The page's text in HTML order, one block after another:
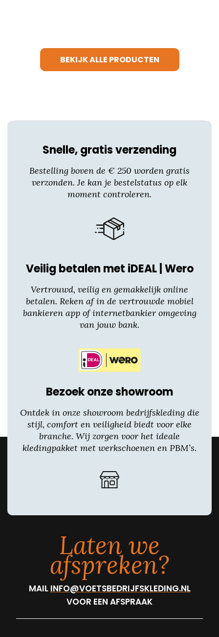
BEKIJK ALLE PRODUCTEN
Snelle, gratis verzending
Bestelling boven de € 250 worden gratis
verzonden. Je kan je bestelstatus op elk
moment controleren.
Veilig betalen met iDEAL | Wero
Vertrouwd, veilig en gemakkelijk online
betalen. Reken af in de vertrouwde mobiel
bankieren app of internetbankier omgeving
van jouw bank.
Bezoek onze showroom
Ontdek in onze showroom bedrijfskleding die
stijl, comfort en veiligheid biedt voor elke
branche. Wij zorgen voor het ideale
kledingpakket met werkschoenen en PBM’s.
Laten we
afspreken?
MAIL INFO@VOETSBEDRIJFSKLEDING.NL
VOOR EEN AFSPRAAK